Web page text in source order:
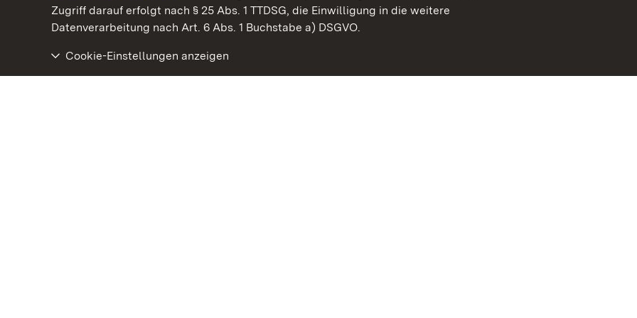
Zugriff darauf erfolgt nach § 25 Abs. 1 TTDSG, die Einwilligung in die weitere
Datenverarbeitung nach Art. 6 Abs. 1 Buchstabe a) DSGVO.
Cookie-Einstellungen anzeigen
Kommen. Staunen. Genießen.